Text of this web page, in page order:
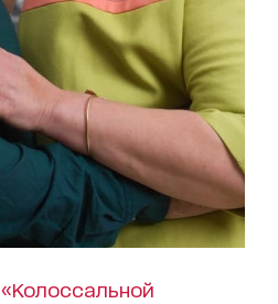
«Колоссальной